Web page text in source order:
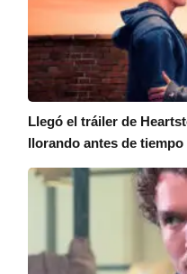
Llegó el tráiler de
llorando antes de tiempo